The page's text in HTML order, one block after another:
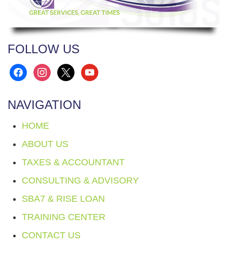
FOLLOW US
facebookinstagram
x youtube
NAVIGATION
HOME
ABOUT US
TAXES & ACCOUNTANT
CONSULTING & ADVISORY
SBA7 & RISE LOAN
TRAINING CENTER
CONTACT US